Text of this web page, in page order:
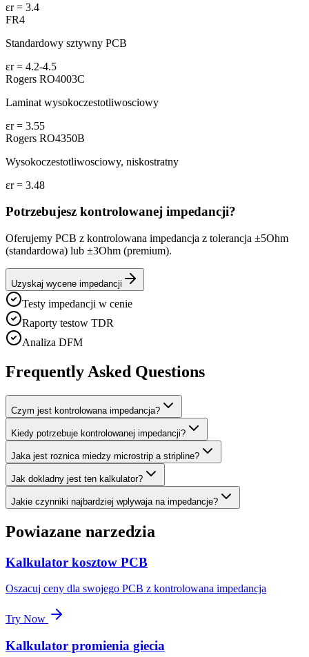
εr = 3.4
FR4
Standardowy sztywny PCB
εr = 4.2-4.5
Rogers RO4003C
Laminat wysokoczestotliwosciowy
εr = 3.55
Rogers RO4350B
Wysokoczestotliwosciowy, niskostratny
εr = 3.48
Potrzebujesz kontrolowanej impedancji?
Oferujemy PCB z kontrolowana impedancja z tolerancja ±5Ohm
(standardowa) lub ±3Ohm (premium).
Uzyskaj wycene impedancji
Testy impedancji w cenie
Raporty testow TDR
Analiza DFM
Frequently Asked Questions
Czym jest kontrolowana impedancja?
Kiedy potrzebuje kontrolowanej impedancji?
Jaka jest roznica miedzy microstrip a stripline?
Jak dokladny jest ten kalkulator?
Jakie czynniki najbardziej wplywaja na impedancje?
Powiazane narzedzia
Kalkulator kosztow PCB
Oszacuj ceny dla swojego PCB z kontrolowana impedancja
Try Now
Kalkulator promienia giecia